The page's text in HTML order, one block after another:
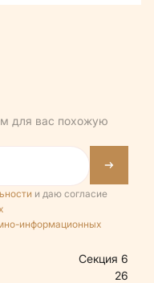
для вас похожую
и даю согласие
информационных
Секция 6
26